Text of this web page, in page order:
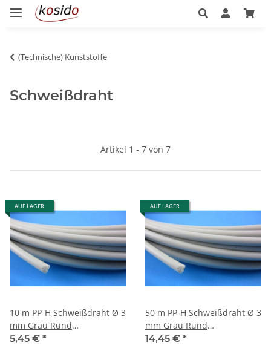
(Technische) Kunststoffe
Schweißdraht
Artikel 1 - 7 von 7
AUF LAGER
10 m PP-H Schweißdraht Ø 3
mm Grau Rund
Kunststoffschweißdraht
5,45 € *
AUF LAGER
50 m PP-H Schweißdraht Ø 3
mm Grau Rund
Kunststoffschweißdraht
14,45 € *